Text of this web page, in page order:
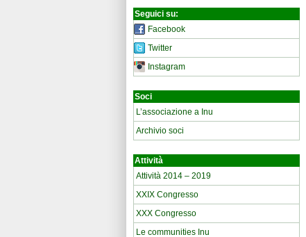
Seguici su:
Facebook
Twitter
Instagram
Soci
L’associazione a Inu
Archivio soci
Attività
Attività 2014 – 2019
XXIX Congresso
XXX Congresso
Le communities Inu